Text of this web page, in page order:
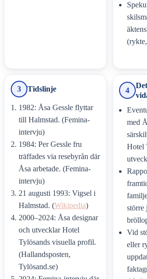
3 Tidslinje
1982: Åsa Gessle flyttar
till Halmstad. (Femina-
intervju)
1984: Per Gessle fru
träffades via resebyrån där
Åsa arbetade. (Femina-
intervju)
21 augusti 1993: Vigsel i
Halmstad. (Wikipedia)
2000–2024: Åsa designar
och utvecklar Hotel
Tylösands visuella profil.
(Hallandsposten,
Tylösand.se)
4
med
Hotel
större
Vid
eller